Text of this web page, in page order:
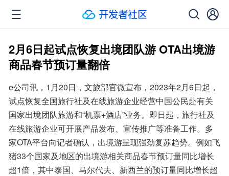
2月6日起试点恢复出境团队游 OTA出境游
商品春节预订量翻倍
e公司讯，1月20日，文旅部官微宣布，2023年2月6日起，
试点恢复全国旅行社及在线旅游企业经营中国公民赴有关
国家出境团队旅游和“机票+酒店”业务。即日起，旅行社及
在线旅游企业可开展产品发布、宣传推广等准备工作。多
家OTA平台向记者确认，出境游呈现强劲复苏趋势。例如飞
猪33个国家及地区的出境游相关商品春节预订量同比增长
超1倍，其中泰国、马尔代夫、新西兰的预订量同比增长超